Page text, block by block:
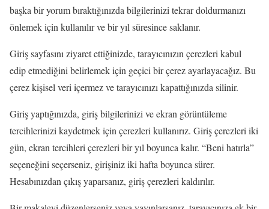
başka bir yorum bıraktığınızda bilgilerinizi tekrar doldurmanızı
önlemek için kullanılır ve bir yıl süresince saklanır.
Giriş sayfasını ziyaret ettiğinizde, tarayıcınızın çerezleri kabul
edip etmediğini belirlemek için geçici bir çerez ayarlayacağız. Bu
çerez kişisel veri içermez ve tarayıcınızı kapattığınızda silinir.
Giriş yaptığınızda, giriş bilgilerinizi ve ekran görüntüleme
tercihlerinizi kaydetmek için çerezleri kullanırız. Giriş çerezleri iki
gün, ekran tercihleri çerezleri bir yıl boyunca kalır. “Beni hatırla”
seçeneğini seçerseniz, girişiniz iki hafta boyunca sürer.
Hesabınızdan çıkış yaparsanız, giriş çerezleri kaldırılır.